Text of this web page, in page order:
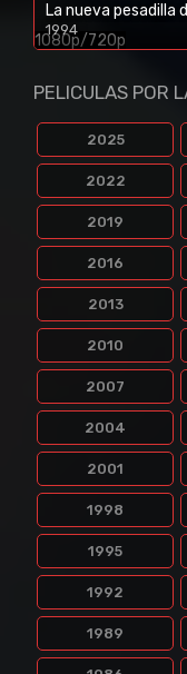
1994
1080p/720p
PELICULAS POR
2025
2022
2019
2016
2013
2010
2007
2004
2001
1998
1995
1992
1989